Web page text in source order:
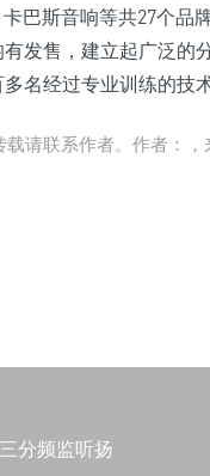
巴斯音响等共27个品
发售，建立起广泛的
名经过专业训练的技
请联系作者。作者：，
分频监听扬